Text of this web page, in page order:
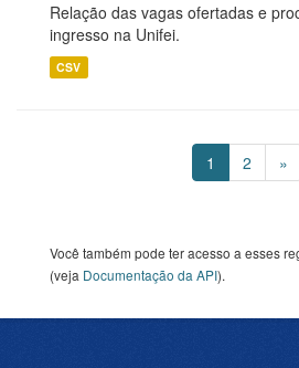
Relação das vagas ofertadas e
ingresso na Unifei.
CSV
1 2 »
Você também pode ter acesso a esses
(veja Documentação da API).